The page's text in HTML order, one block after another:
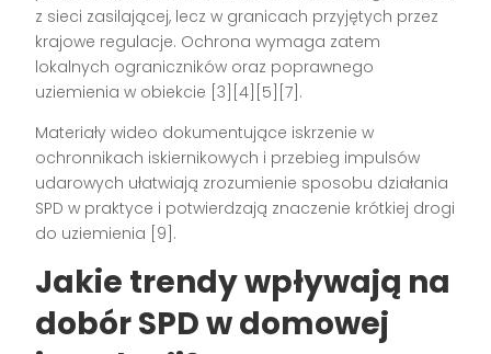
z sieci zasilającej, lecz w granicach przyjętych przez
krajowe regulacje. Ochrona wymaga zatem
lokalnych ograniczników oraz poprawnego
uziemienia w obiekcie [3][4][5][7].
Materiały wideo dokumentujące iskrzenie w
ochronnikach iskiernikowych i przebieg impulsów
udarowych ułatwiają zrozumienie sposobu działania
SPD w praktyce i potwierdzają znaczenie krótkiej drogi
do uziemienia [9].
Jakie trendy wpływają na
dobór SPD w domowej